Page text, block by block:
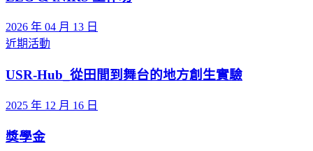
2026 年 04 月 13 日
近期活動
USR-Hub_從田間到舞台的地方創生實驗
2025 年 12 月 16 日
獎學金